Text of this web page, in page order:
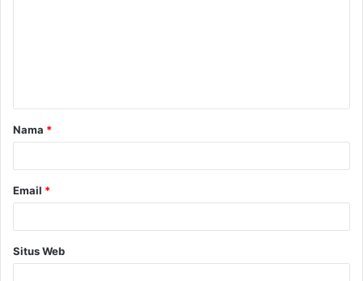
a
r
Nama *
Email *
Situs Web